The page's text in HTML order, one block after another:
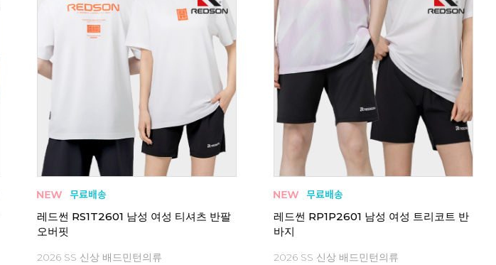
레드썬 RS1T2601 남성 여성 티셔츠 반팔
오버핏
2026 SS 신상 배드민턴의류
레드썬 RP1P2601 남성 여성 트리코트 반
바지
2026 SS 신상 배드민턴의류